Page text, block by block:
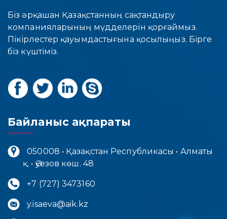
Біз әрқашан Қазақстанның сақтандыру
компанияларының мүдделерін қорғаймыз.
Пікірлестер қауымдастығына қосылыңыз. Бірге
біз күштіміз.
Байланыс ақпараты
050008 • Қазақстан Республикасы • Алматы
қ. • Әуезов көш. 48
+7 (727) 3473160
y.isaeva@aik.kz